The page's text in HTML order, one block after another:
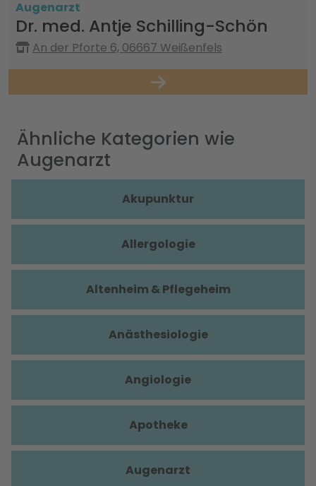
Augenarzt
Dr. med. Antje Schilling-Schön
An der Pforte 6, 06667 Weißenfels
Ähnliche Kategorien wie
Augenarzt
Akupunktur
Allergologie
Altenheim & Pflegeheim
Anästhesiologie
Angiologie
Apotheke
Augenarzt